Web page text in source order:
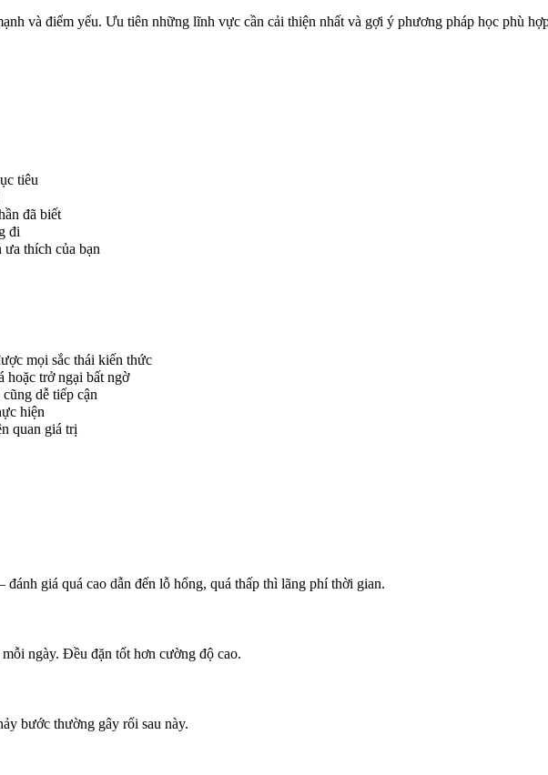
và điểm yếu. Ưu tiên những lĩnh vực cần cải thiện nhất và gợi ý phương pháp học phù
tiêu
đã biết
đi
thích của bạn
mọi sắc thái kiến thức
hoặc trở ngại bất ngờ
dễ tiếp cận
hiện
quan giá trị
giá quá cao dẫn đến lỗ hổng, quá thấp thì lãng phí thời gian.
ngày. Đều đặn tốt hơn cường độ cao.
bước thường gây rối sau này.